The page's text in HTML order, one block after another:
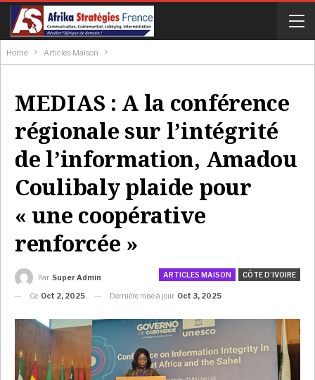
Home Articles Maison
MEDIAS : A la conférence
régionale sur l’intégrité
de l’information, Amadou
Coulibaly plaide pour
« une coopérative
renforcée »
ARTICLES MAISON CÔTE D’IVOIRE
Par Super Admin
Ce Oct 2, 2025 Dernière mise à jour Oct 3, 2025